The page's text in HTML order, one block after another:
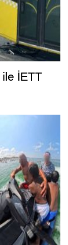
İETT